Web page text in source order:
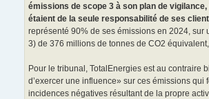
émissions de scope 3 à son plan de vigilance,
étaient de la seule responsabilité de ses
représenté 90% de ses émissions en 2024, sur
3) de 376 millions de tonnes de CO2
Pour le tribunal, TotalEnergies est au contraire
d’exercer une influence» sur ces émissions qui
incidences négatives résultant de la propre